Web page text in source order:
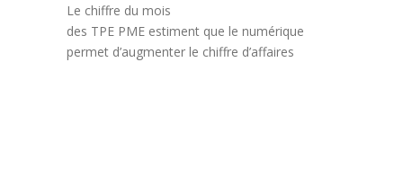
Le chiffre du mois
des TPE PME estiment que le numérique
permet d’augmenter le chiffre d’affaires